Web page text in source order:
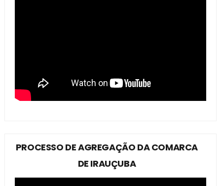
PROCESSO DE AGREGAÇÃO DA COMARCA
DE IRAUÇUBA